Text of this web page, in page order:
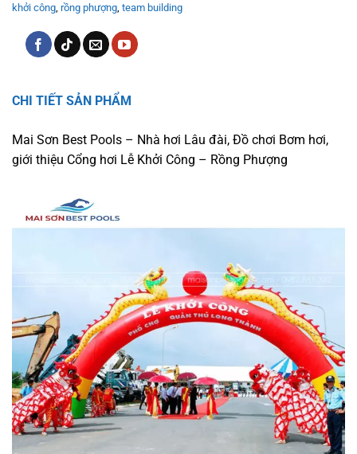
khởi công, rồng phượng, team building
CHI TIẾT SẢN PHẨM
Mai Sơn Best Pools – Nhà hơi Lâu đài, Đồ chơi Bơm hơi,
giới thiệu Cổng hơi Lễ Khởi Công – Rồng Phượng